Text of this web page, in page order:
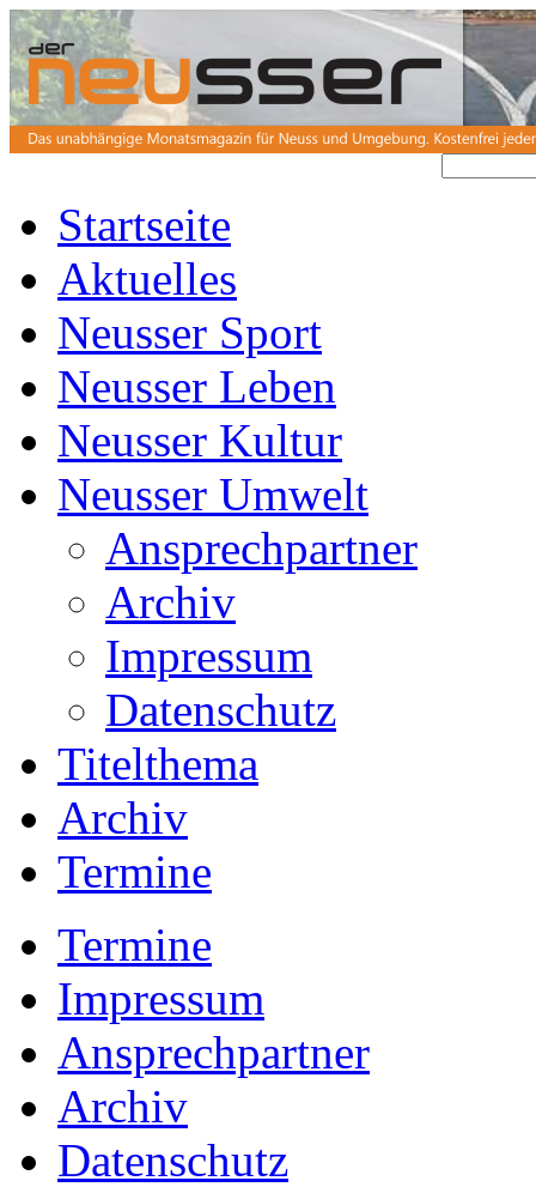
Startseite
Aktuelles
Neusser Sport
Neusser Leben
Neusser Kultur
Neusser Umwelt
Ansprechpartner
Archiv
Impressum
Datenschutz
Titelthema
Archiv
Termine
Termine
Impressum
Ansprechpartner
Archiv
Datenschutz